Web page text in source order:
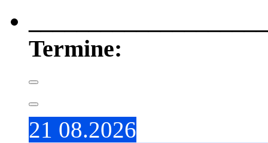
Termine:
21 08.2026